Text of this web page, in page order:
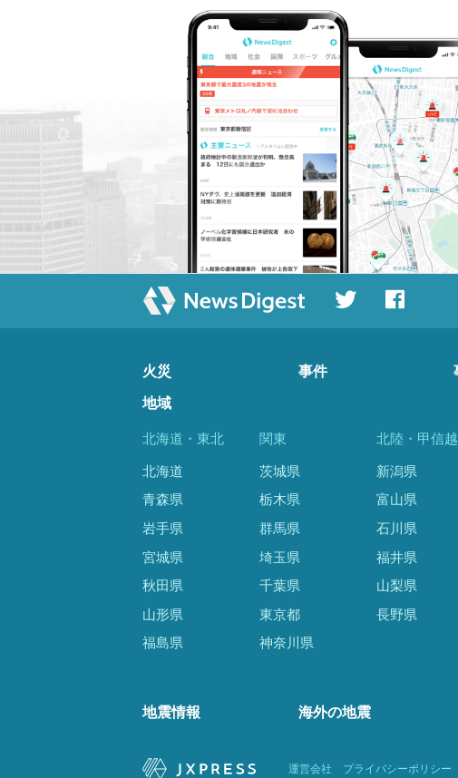
火災 事件
地域
北海道・東北
北海道
青森県
岩手県
宮城県
秋田県
山形県
福島県
関東
茨城県
栃木県
群馬県
埼玉県
千葉県
東京都
神奈川県
北陸・甲信越
新潟県
富山県
石川県
福井県
山梨県
長野県
地震情報 海外の地震
運営会社 プライバシーポリシー